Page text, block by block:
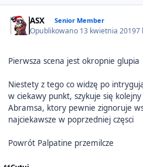
ASX Senior Member
Opublikowano 13 kwietnia 20197 l
Pierwsza scena jest okropnie glupia
Niestety z tego co widzę po
w ciekawy punkt, szykuje się
Abramsa, ktory pewnie zignoruje
najciekawsze w poprzedniej częsci
Powrót Palpatine przemilcze